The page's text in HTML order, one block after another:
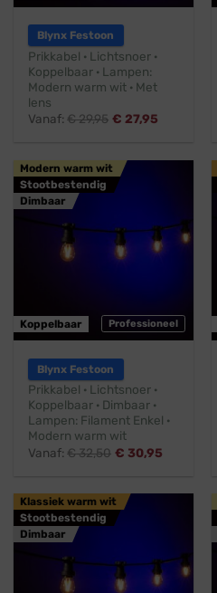
Blynx Festoon
Prikkabel · Lichtsnoer ·
Koppelbaar · Lampen:
Modern warm wit · Met
lens
Vanaf:€29,95 € 27,95
Professioneel
Modern warm wit
Stootbestendig
Dimbaar
Koppelbaar
Blynx Festoon
Prikkabel · Lichtsnoer ·
Koppelbaar · Dimbaar ·
Lampen: Filament Enkel ·
Modern warm wit
Vanaf:€32,50 € 30,95
Klassiek warm wit
Stootbestendig
Dimbaar